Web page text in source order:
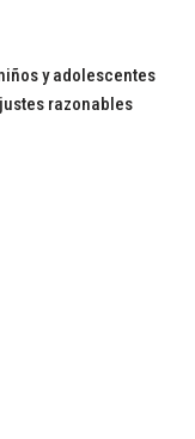
y adolescentes
razonables